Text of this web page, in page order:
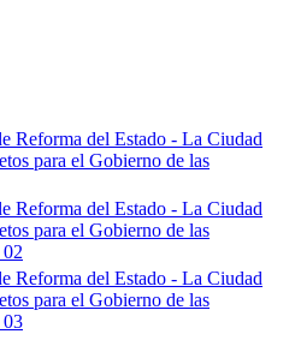
Reforma del Estado - La Ciudad
para el Gobierno de las
Reforma del Estado - La Ciudad
para el Gobierno de las
Reforma del Estado - La Ciudad
para el Gobierno de las
03